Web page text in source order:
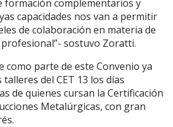
formación complementarios y
capacidades nos van a permitir
de colaboración en materia de
sostuvo Zoratti.
como parte de este Convenio ya
del CET 13 los días
de quienes cursan la Certificación
Metalúrgicas, con gran